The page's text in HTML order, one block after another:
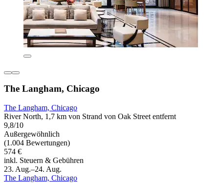
The Langham, Chicago
The Langham, Chicago
River North, 1,7 km von Strand von Oak Street entfernt
9,8/10
Außergewöhnlich
(1.004 Bewertungen)
574 €
inkl. Steuern & Gebühren
23. Aug.–24. Aug.
The Langham, Chicago